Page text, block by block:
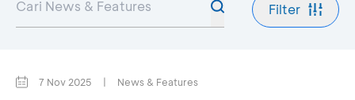
Filter
7 Nov 2025 | News & Features